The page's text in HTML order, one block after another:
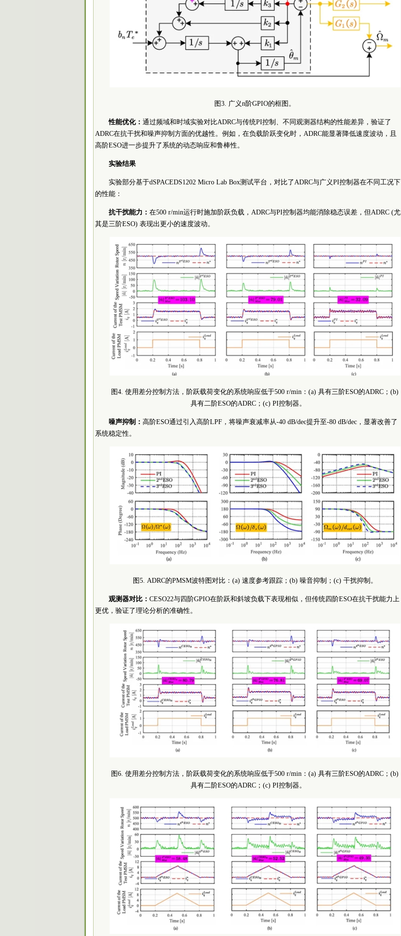
图3. 广义n阶GPIO的框图。
性能优化： 通过频域和时域实验对比ADRC与传统PI控制、不同观测器结构的性能差异，验证了
ADRC在抗干扰和噪声抑制方面的优越性。例如，在负载阶跃变化时，ADRC能显著降低速度波动，且
高阶ESO进一步提升了系统的动态响应和鲁棒性。
实验结果
实验部分基于dSPACEDS1202 Micro Lab Box测试平台，对比了ADRC与广义PI控制器在不同工况下
的性能：
抗干扰能力： 在500 r/min运行时施加阶跃负载，ADRC与PI控制器均能消除稳态误差，但ADRC (尤
其是三阶ESO) 表现出更小的速度波动。
图4. 使用差分控制方法，阶跃载荷变化的系统响应低于500 r/min：(a) 具有三阶ESO的ADRC；(b)
具有二阶ESO的ADRC；(c) PI控制器。
噪声抑制： 高阶ESO通过引入高阶LPF，将噪声衰减率从-40 dB/dec提升至-80 dB/dec，显著改善了
系统稳定性。
图5. ADRC的PMSM波特图对比：(a) 速度参考跟踪；(b) 噪音抑制；(c) 干扰抑制。
观测器对比： CESO22与四阶GPIO在阶跃和斜坡负载下表现相似，但传统四阶ESO在抗干扰能力上
更优，验证了理论分析的准确性。
图6. 使用差分控制方法，阶跃载荷变化的系统响应低于500 r/min：(a) 具有三阶ESO的ADRC；(b)
具有二阶ESO的ADRC；(c) PI控制器。